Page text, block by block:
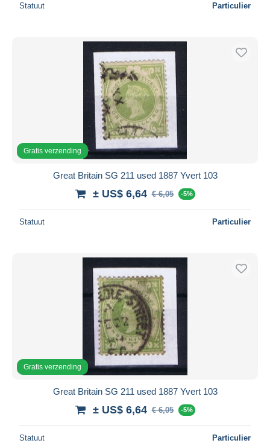
Statuut Particulier
Gratis verzending
Great Britain SG 211 used 1887 Yvert 103
± US$ 6,64 € 6,05 -5%
Statuut Particulier
Gratis verzending
Great Britain SG 211 used 1887 Yvert 103
± US$ 6,64 € 6,05 -5%
Statuut Particulier